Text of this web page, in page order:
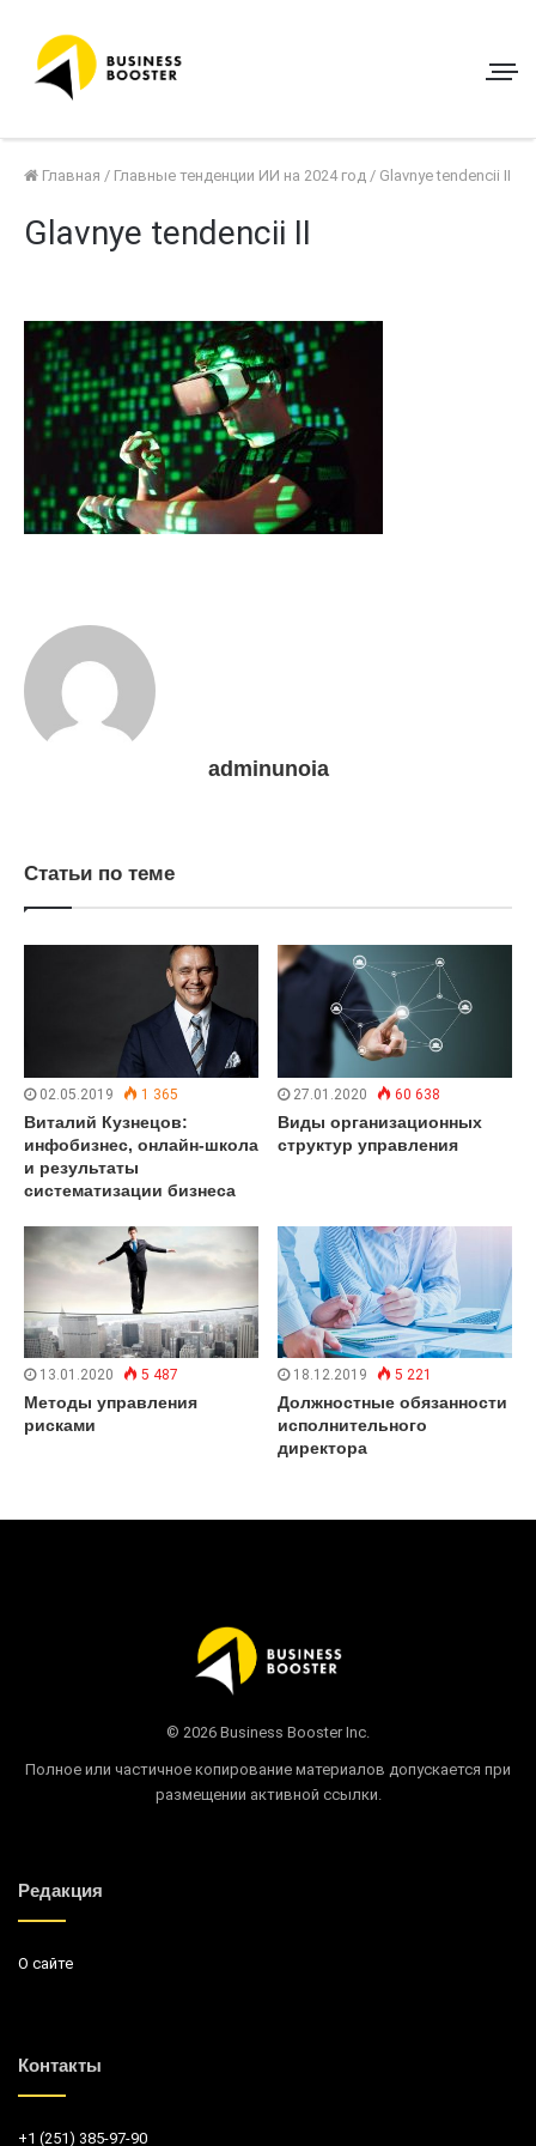
Главная / Главные тенденции ИИ на 2024 год / Glavnye tendencii II
Glavnye tendencii II
adminunoia
Статьи по теме
02.05.2019 1 365
Виталий Кузнецов:
инфобизнес, онлайн-школа
и результаты
систематизации бизнеса
27.01.2020 60 638
Виды организационных
структур управления
13.01.2020 5 487
Методы управления
рисками
18.12.2019 5 221
Должностные обязанности
исполнительного
директора
© 2026 Business Booster Inc.
Полное или частичное копирование материалов допускается при
размещении активной ссылки.
Редакция
О сайте
Контакты
+1 (251) 385-97-90